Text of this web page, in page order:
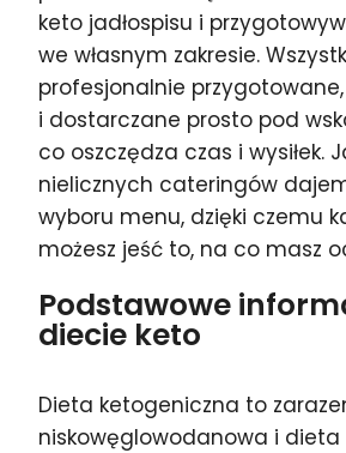
keto jadłospisu i
we własnym zakresie.
profesjonalnie
i dostarczane prosto pod
co oszczędza czas i wysiłek.
nielicznych cateringów
wyboru menu, dzięki czemu
możesz jeść to, na co masz
Podstawowe
diecie keto
Dieta ketogeniczna to
niskowęglowodanowa i dieta